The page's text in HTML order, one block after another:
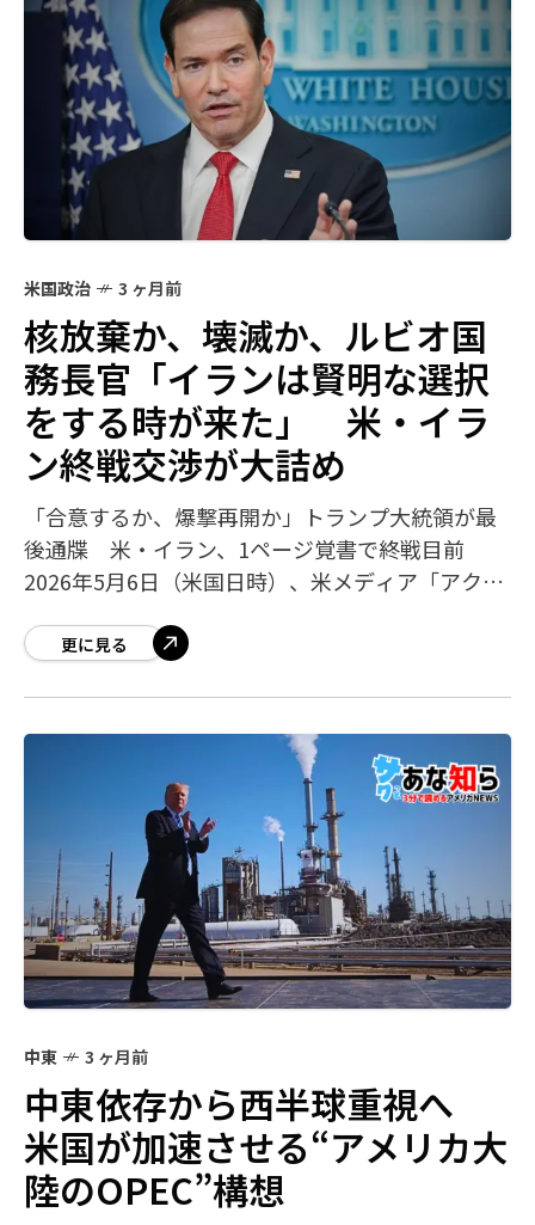
米国政治 3 ヶ月前
核放棄か、壊滅か、ルビオ国
務長官「イランは賢明な選択
をする時が来た」 米・イラ
ン終戦交渉が大詰め
「合意するか、爆撃再開か」トランプ大統領が最
後通牒 米・イラン、1ページ覚書で終戦目前
2026年5月6日（米国日時）、米メディア「アクシ
ジの覚書（MOU）」の締結に向けて急
更に見る
中東 3 ヶ月前
中東依存から西半球重視へ
米国が加速させる“アメリカ大
陸のOPEC”構想